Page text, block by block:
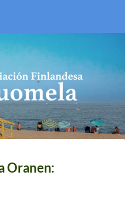
Finlandesa Suomela
Oranen: